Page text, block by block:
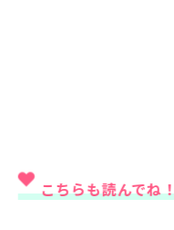
こちらも読んでね！